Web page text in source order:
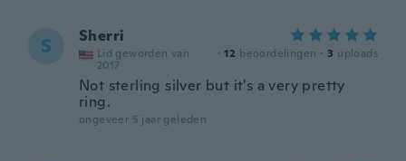
S Sherri
Lid geworden van
2017
· 12 beoordelingen · 3 uploads
Not sterling silver but it's a very pretty
ring.
ongeveer 5 jaar geleden